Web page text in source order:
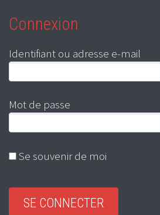
Connexion
Identifiant ou adresse e-mail
Mot de passe
Se souvenir de moi